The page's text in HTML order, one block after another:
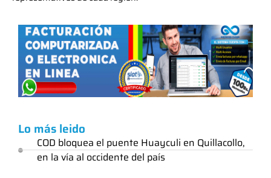
Lo más leido
COD bloquea el puente Huayculi en Quillacollo,
en la vía al occidente del país